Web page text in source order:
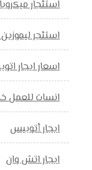
استئجار
استئجر ليموزين
اسعار ايجار
انسات للعمل
ايجار أتوبيس
ايجار اتش وان